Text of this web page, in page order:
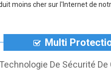
moins cher sur l'Internet de
Multi
De Sécurité